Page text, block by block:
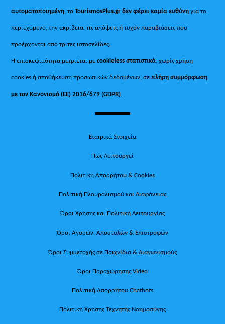
αυτοματοποιημένη, τοTourismosPlus.gr δεν φέρει καμία ευθύνη για το
περιεχόμενο, την ακρίβεια, τις απόψεις ή τυχόν παραβιάσεις που
προέρχονται από τρίτες ιστοσελίδες.
Η επισκεψιμότητα μετριέται μεcookieless στατιστικά, χωρίς χρήση
cookies ή αποθήκευση προσωπικών δεδομένων, σεπλήρη συμμόρφωση
με τον Κανονισμό (ΕΕ) 2016/679 (GDPR).
Εταιρικά Στοιχεία
Πως Λειτουργεί
Πολιτική Απορρήτου & Cookies
Πολιτική Πλουραλισμού και Διαφάνειας
Όροι Χρήσης και Πολιτική Λειτουργίας
Όροι Αγορών, Αποστολών & Επιστροφών
Όροι Συμμετοχής σε Παιχνίδια & Διαγωνισμούς
Όροι Παραχώρησης Video
Πολιτική Απορρήτου Chatbots
Πολιτική Χρήσης Τεχνητής Νοημοσύνης